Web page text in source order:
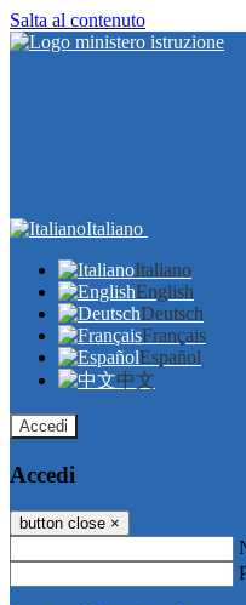
Salta al contenuto
Italiano
Italiano
English
Deutsch
Français
Español
中文
Accedi
Accedi
button close ×